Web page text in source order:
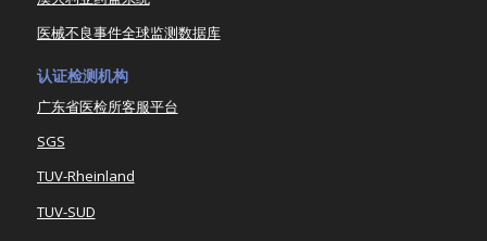
医械不良事件全球监测数据库
认证检测机构
广东省医检所客服平台
SGS
TUV-Rheinland
TUV-SUD